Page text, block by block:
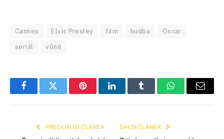
Cannes Elvis Presley film hudba Oscar
seriál vůně
FacebookTwitter PinterestLinkedInTumblr WhatsApp
E-
PŘEDCHOZÍ ČLÁNEK DALŠÍ ČLÁNEK